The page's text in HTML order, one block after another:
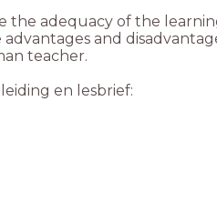
the adequacy of the
and
teacher.
en lesbrief: